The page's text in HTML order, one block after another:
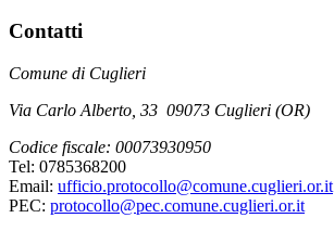
Contatti
Comune di Cuglieri
Via Carlo Alberto, 33 09073 Cuglieri (OR)
Codice fiscale: 00073930950
Tel: 0785368200
Email: ufficio.protocollo@comune.cuglieri.or.it
PEC: protocollo@pec.comune.cuglieri.or.it